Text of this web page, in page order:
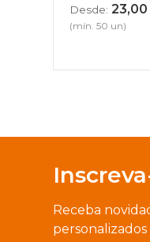
Desde:
(mín. 50 un)
Receba